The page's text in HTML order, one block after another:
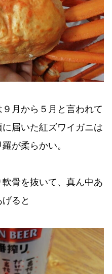
月から５月と言われて
届いた紅ズワイガニは
が柔らかい。
骨を抜いて、真ん中あ
ると